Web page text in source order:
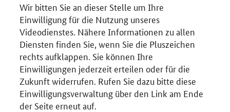
Wir bitten Sie an dieser Stelle um Ihre
Einwilligung für die Nutzung unseres
Videodienstes. Nähere Informationen zu allen
Diensten finden Sie, wenn Sie die Pluszeichen
rechts aufklappen. Sie können Ihre
Einwilligungen jederzeit erteilen oder für die
Zukunft widerrufen. Rufen Sie dazu bitte diese
Einwilligungsverwaltung über den Link am Ende
der Seite erneut auf.